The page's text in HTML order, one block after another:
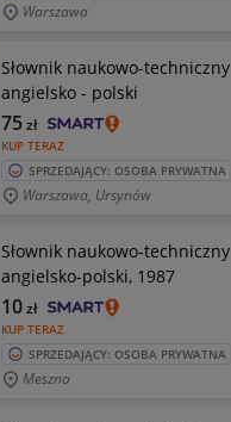
Warszawa
Słownik naukowo-techniczny
angielsko - polski
KUP TERAZ
75zł
SPRZEDAJĄCY: OSOBA PRYWATNA
Warszawa, Ursynów
Słownik naukowo-techniczny
angielsko-polski, 1987
KUP TERAZ
10zł
SPRZEDAJĄCY: OSOBA PRYWATNA
Meszna